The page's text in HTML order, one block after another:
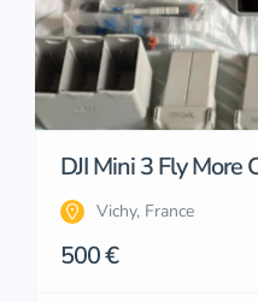
DJI Mini 3 Fly More
Vichy, France
500 €